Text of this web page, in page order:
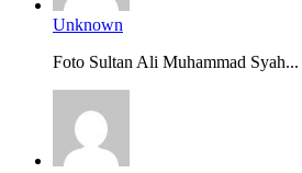
Unknown
Foto Sultan Ali Muhammad Syah...